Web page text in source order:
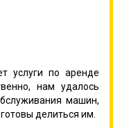
услуги по аренде
нам удалось
машин,
делиться им.